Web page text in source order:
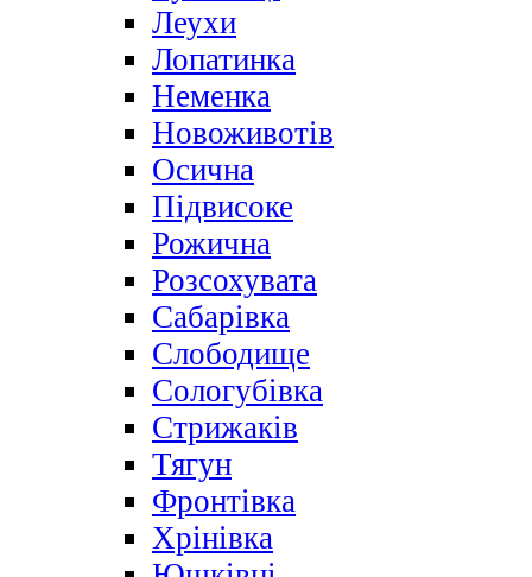
Леухи
Лопатинка
Неменка
Новоживотів
Осична
Підвисоке
Рожична
Розсохувата
Сабарівка
Слободище
Сологубівка
Стрижаків
Тягун
Фронтівка
Хрінівка